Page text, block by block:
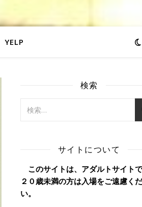
YELP
検索
サイトについて
このサイトは、アダルトサイトで
２０歳未満の方は入場をご遠慮く
い。